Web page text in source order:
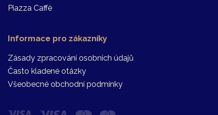
Piazza Caffè
Informace pro zákazníky
Zásady zpracování osobních údajů
Často kladené otázky
Všeobecné obchodní podmínky